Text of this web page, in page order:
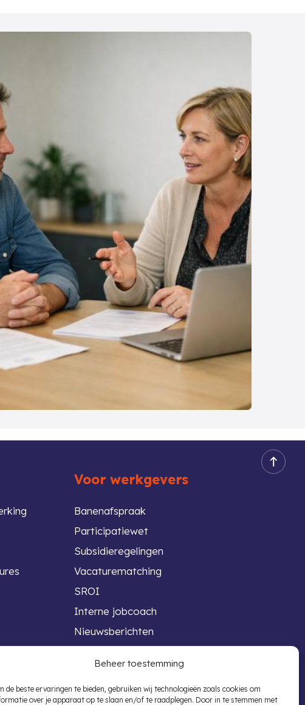
Beheer toestemming
de beste ervaringen te bieden, gebruiken wij technologieën zoals cookies om
over je apparaat op te slaan en/of te raadplegen. Door in te stemmen met
Voor werkgevers
Banenafspraak
Participatiewet
Subsidieregelingen
Vacaturematching
SROI
Interne jobcoach
Nieuwsberichten